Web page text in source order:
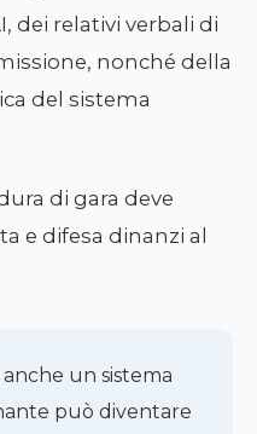
dei relativi verbali di
nonché della
del sistema
di gara deve
e difesa dinanzi al
un sistema
può diventare